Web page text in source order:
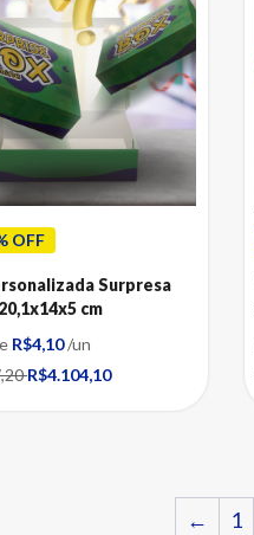
OFF
Surpresa
cm
R$4,10/un
R$4.104,10
← 1